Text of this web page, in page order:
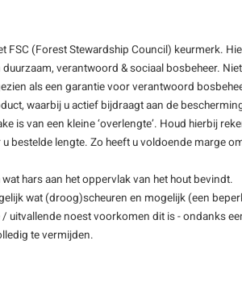
FSC (Forest Stewardship Council) keurmerk.
verantwoord & sociaal bosbeheer.
als een garantie voor verantwoord
waarbij u actief bijdraagt aan de
is van een kleine ‘overlengte’. Houd hierbij
bestelde lengte. Zo heeft u voldoende marge
hars aan het oppervlak van het hout bevindt.
wat (droog)scheuren en mogelijk (een
uitvallende noest voorkomen dit is - ondanks
te vermijden.